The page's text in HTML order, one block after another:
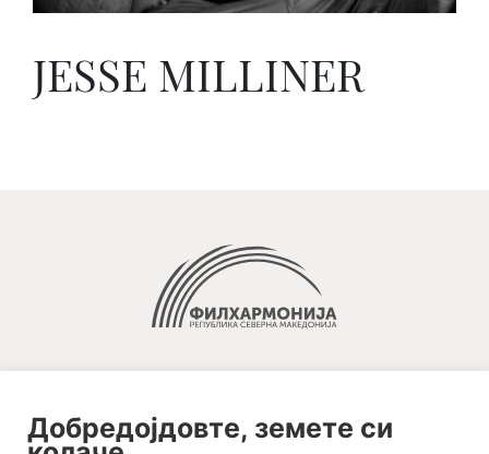
JESSE MILLINER
Добредојдовте, земете си